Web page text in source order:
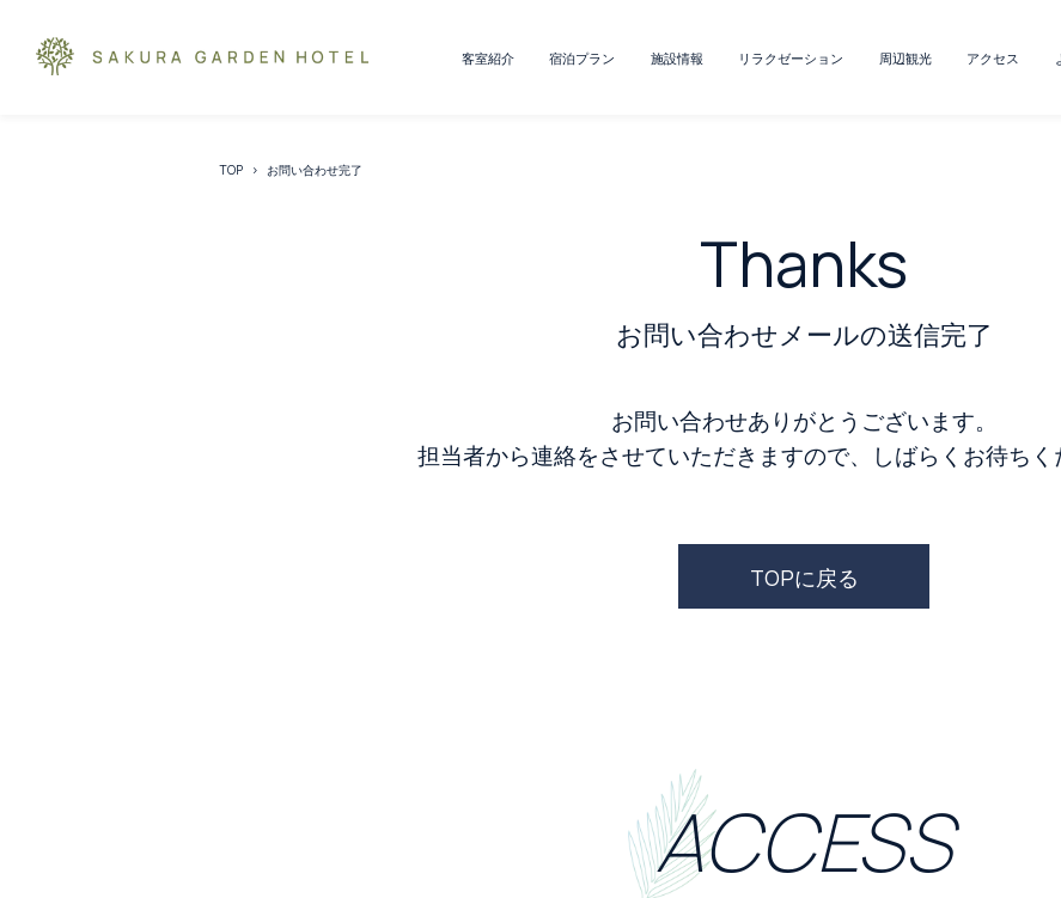
客室紹介 宿泊プラン 施設情報 リラクゼーション 周辺観光 アクセス
TOP お問い合わせ完了
Thanks
お問い合わせメールの送信完了
お問い合わせありがとうございます。
担当者から連絡をさせていただきますので、しばらくお待ちく
TOPに戻る
ACCESS